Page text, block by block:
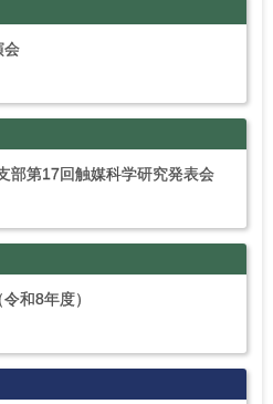
会
部第17回触媒科学研究発表会
和8年度）